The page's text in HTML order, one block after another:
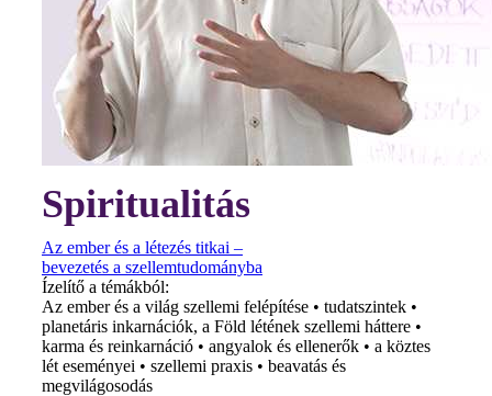
Spiritualitás
Az ember és a létezés titkai –
bevezetés a szellemtudományba
Ízelítő a témákból:
Az ember és a világ szellemi felépítése • tudatszintek •
planetáris inkarnációk, a Föld létének szellemi háttere •
karma és reinkarnáció • angyalok és ellenerők • a köztes
lét eseményei • szellemi praxis • beavatás és
megvilágosodás